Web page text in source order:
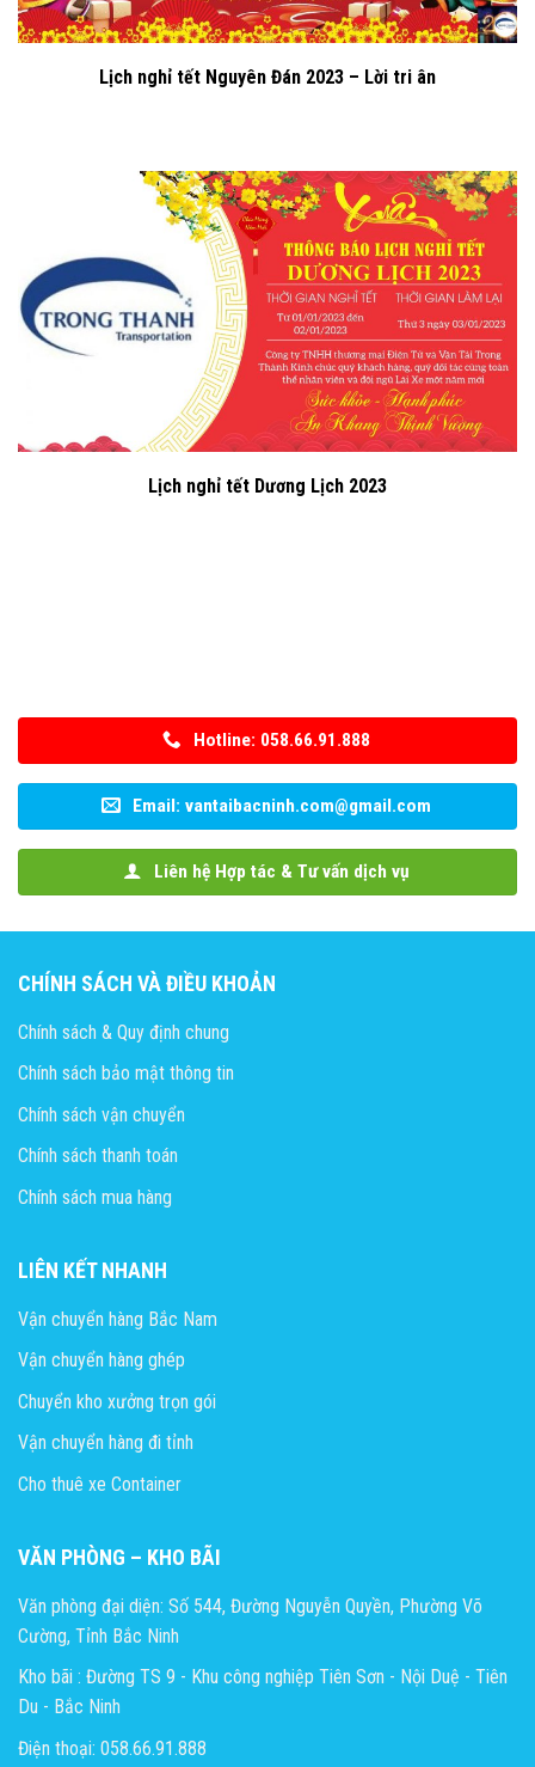
Lịch nghỉ tết Nguyên Đán 2023 – Lời tri ân
Lịch nghỉ tết Dương Lịch 2023
Hotline: 058.66.91.888
Email: vantaibacninh.com@gmail.com
Liên hệ Hợp tác & Tư vấn dịch vụ
CHÍNH SÁCH VÀ ĐIỀU KHOẢN
Chính sách & Quy định chung
Chính sách bảo mật thông tin
Chính sách vận chuyển
Chính sách thanh toán
Chính sách mua hàng
LIÊN KẾT NHANH
Vận chuyển hàng Bắc Nam
Vận chuyển hàng ghép
Chuyển kho xưởng trọn gói
Vận chuyển hàng đi tỉnh
Cho thuê xe Container
VĂN PHÒNG – KHO BÃI
Văn phòng đại diện: Số 544, Đường Nguyễn Quyền, Phường Võ
Cường, Tỉnh Bắc Ninh
Kho bãi : Đường TS 9 - Khu công nghiệp Tiên Sơn - Nội Duệ - Tiên
Du - Bắc Ninh
Điện thoại: 058.66.91.888